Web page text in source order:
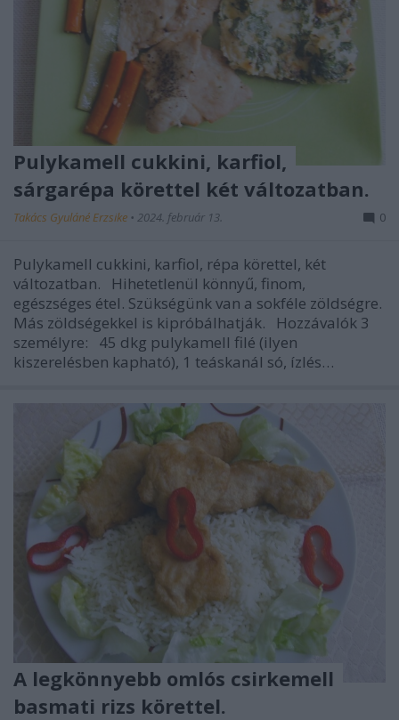
Pulykamell cukkini, karfiol,
sárgarépa körettel két változatban.
Takács Gyuláné Erzsike • 2024. február 13. 0
Pulykamell cukkini, karfiol, répa körettel, két
változatban. Hihetetlenül könnyű, finom,
egészséges étel. Szükségünk van a sokféle zöldségre.
Más zöldségekkel is kipróbálhatják. Hozzávalók 3
személyre: 45 dkg pulykamell filé (ilyen
kiszerelésben kapható), 1 teáskanál só, ízlés…
A legkönnyebb omlós csirkemell
basmati rizs körettel.